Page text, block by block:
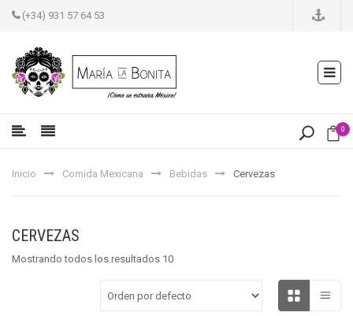
(+34) 931 57 64 53
0
Inicio Comida Mexicana Bebidas Cervezas
CERVEZAS
Mostrando todos los resultados 10